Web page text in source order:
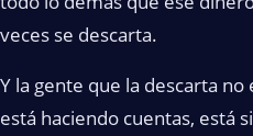
veces se descarta.
Y la gente que la descarta
está haciendo cuentas, está